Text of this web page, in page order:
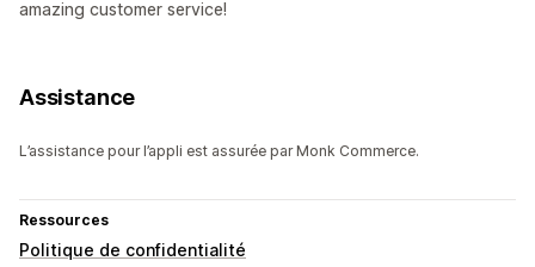
amazing customer service!
Assistance
L’assistance pour l’appli est assurée par Monk Commerce.
Ressources
Politique de confidentialité